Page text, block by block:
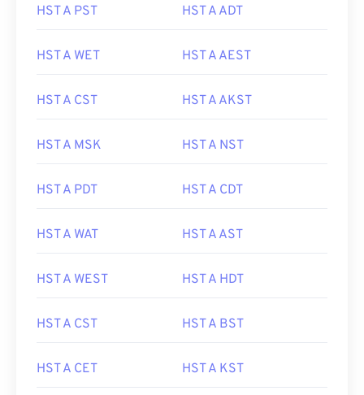
HST A PST HST A ADT
HST A WET HST A AEST
HST A CST HST A AKST
HST A MSK HST A NST
HST A PDT HST A CDT
HST A WAT HST A AST
HST A WEST HST A HDT
HST A CST HST A BST
HST A CET HST A KST